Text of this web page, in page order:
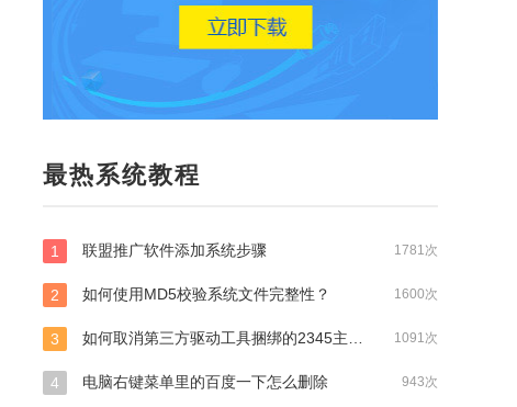
最热系统教程
1781次
1 联盟推广软件添加系统步骤
1600次
2 如何使用MD5校验系统文件完整性？
1091次
3 如何取消第三方驱动工具捆绑的2345主页？
943次
4 电脑右键菜单里的百度一下怎么删除